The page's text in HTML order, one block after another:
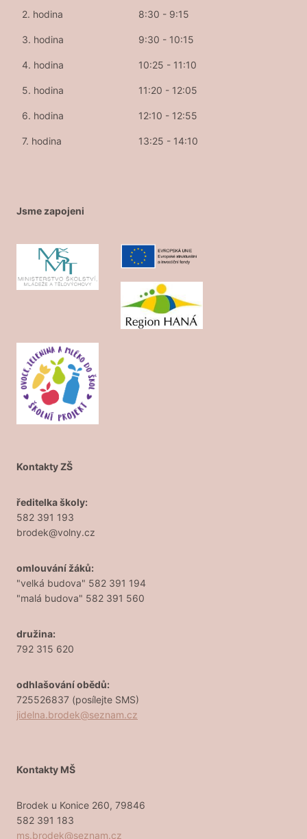
2. hodina 8:30 - 9:15
3. hodina 9:30 - 10:15
4. hodina 10:25 - 11:10
5. hodina 11:20 - 12:05
6. hodina 12:10 - 12:55
7. hodina 13:25 - 14:10
Jsme zapojeni
Kontakty ZŠ
ředitelka školy:
582 391 193
brodek@volny.cz
omlouvání žáků:
"velká budova" 582 391 194
"malá budova" 582 391 560
družina:
792 315 620
odhlašování obědů:
725526837 (posílejte SMS)
jidelna.brodek@seznam.cz
Kontakty MŠ
Brodek u Konice 260, 79846
582 391 183
ms.brodek@seznam.cz